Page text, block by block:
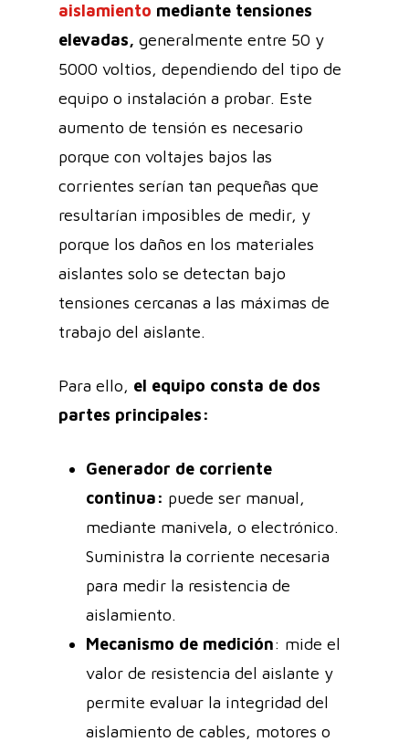
aislamiento mediante tensiones
elevadas, generalmente entre 50 y
5000 voltios, dependiendo del tipo de
equipo o instalación a probar. Este
aumento de tensión es necesario
porque con voltajes bajos las
corrientes serían tan pequeñas que
resultarían imposibles de medir, y
porque los daños en los materiales
aislantes solo se detectan bajo
tensiones cercanas a las máximas de
trabajo del aislante.
Para ello, el equipo consta de dos
partes principales:
Generador de corriente
continua: puede ser manual,
mediante manivela, o electrónico.
Suministra la corriente necesaria
para medir la resistencia de
aislamiento.
Mecanismo de medición: mide el
valor de resistencia del aislante y
permite evaluar la integridad del
aislamiento de cables, motores o